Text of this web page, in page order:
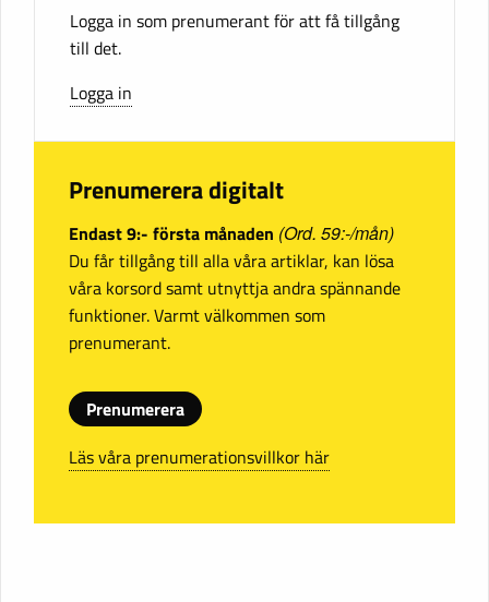
Logga in som prenumerant för att få tillgång
till det.
Logga in
Prenumerera digitalt
Endast 9:- första månaden (Ord. 59:-/mån)
Du får tillgång till alla våra artiklar, kan lösa
våra korsord samt utnyttja andra spännande
funktioner. Varmt välkommen som
prenumerant.
Prenumerera
Läs våra prenumerationsvillkor här